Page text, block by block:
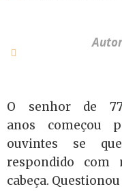
O senhor de
anos começou
ouvintes se
respondido com
cabeça.